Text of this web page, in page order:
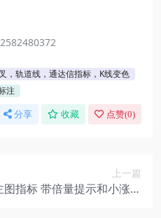
，轨道线，通达信指标，K线变色
注
分享 收藏 点赞(0)
上一篇
指标 带倍量提示和小涨小